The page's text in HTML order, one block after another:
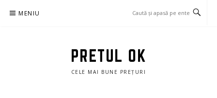
MENIU
PRETUL OK
CELE MAI BUNE PREȚURI